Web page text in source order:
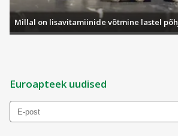
Millal on lisavitamiinide võtmine lastel
Euroapteek uudised